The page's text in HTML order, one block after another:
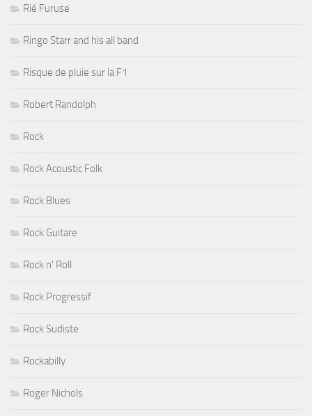
Rié Furuse
Ringo Starr and his all band
Risque de pluie sur la F1
Robert Randolph
Rock
Rock Acoustic Folk
Rock Blues
Rock Guitare
Rock n' Roll
Rock Progressif
Rock Sudiste
Rockabilly
Roger Nichols